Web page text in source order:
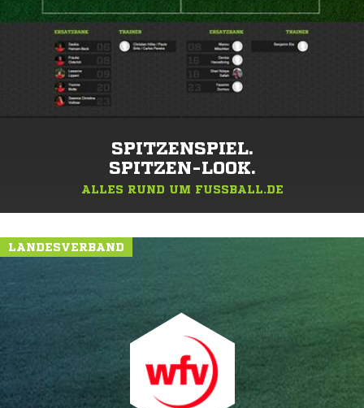
SPITZENSPIEL.
SPITZEN-LOOK.
ALLES RUND UM FUSSBALL.DE
LANDESVERBAND